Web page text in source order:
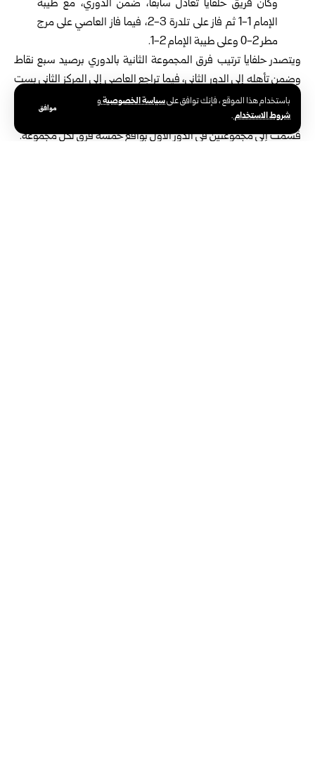
باستخدام هذا الموقع ، فإنك توافق علىسياسة الخصوصيةو
شروط الاستخدام.
موافق
وكان فريق حلفايا تعادل سابقاً، ضمن الدوري، مع طيبة
الإمام 1-1 ثم فاز على تلدرة 3-2، فيما فاز العاصي على مرج
مطر 2-0 وعلى طيبة الإمام 2-1.
ويتصدر حلفايا ترتيب فرق المجموعة الثانية بالدوري برصيد سبع نقاط
وضمن تأهله إلى الدور الثاني، فيما تراجع العاصي إلى المركز الثاني بست
نقاط.
ويشارك في بطولة حماة لأندية الدرجة الثانية بكرة القدم عشرة فرق
قسمت إلى مجموعتين في الدور الأول بواقع خمسة فرق لكل مجموعة.